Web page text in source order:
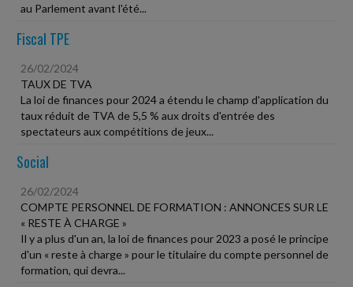
au Parlement avant l'été...
Fiscal TPE
26/02/2024
TAUX DE TVA
La loi de finances pour 2024 a étendu le champ d'application du
taux réduit de TVA de 5,5 % aux droits d'entrée des
spectateurs aux compétitions de jeux...
Social
26/02/2024
COMPTE PERSONNEL DE FORMATION : ANNONCES SUR LE
« RESTE À CHARGE »
Il y a plus d'un an, la loi de finances pour 2023 a posé le principe
d'un « reste à charge » pour le titulaire du compte personnel de
formation, qui devra...